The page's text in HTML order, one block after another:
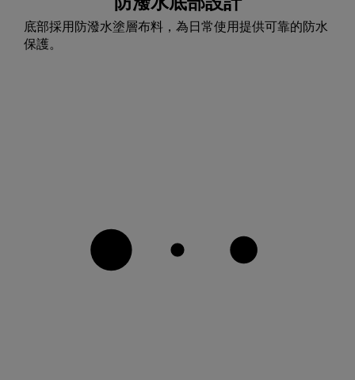
底部採用防潑水塗層布料，為日常使用提供可靠的防水
保護。